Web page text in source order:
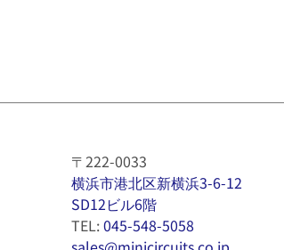
〒222-0033
横浜市港北区新横浜3-6-12
SD12ビル6階
TEL:045-548-5058